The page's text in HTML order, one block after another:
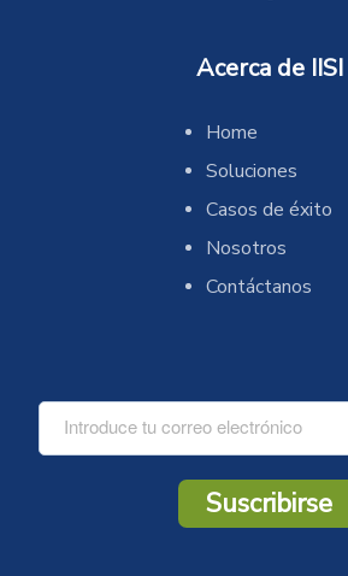
Acerca de IISI
Home
Soluciones
Casos de éxito
Nosotros
Contáctanos
C
r
Suscribirse